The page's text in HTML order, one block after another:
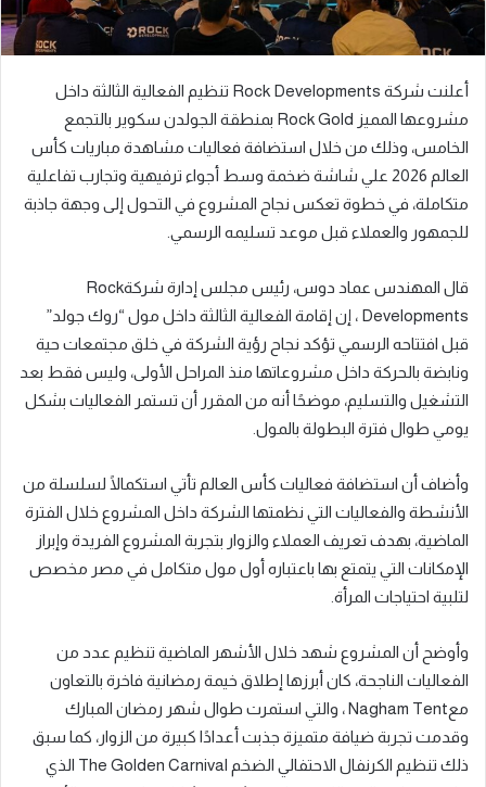
ك
و
ن
ي
ا
أعلنت شركة Rock Developments تنظيم الفعالية الثالثة داخل
مشروعها المميز Rock Gold بمنطقة الجولدن سكوير بالتجمع
الخامس، وذلك من خلال استضافة فعاليات مشاهدة مباريات كأس
العالم 2026 علي شاشة ضخمة وسط أجواء ترفيهية وتجارب تفاعلية
متكاملة، في خطوة تعكس نجاح المشروع في التحول إلى وجهة جاذبة
للجمهور والعملاء قبل موعد تسليمه الرسمي.
قال المهندس عماد دوس، رئيس مجلس إدارة شركةRock
Developments ، إن إقامة الفعالية الثالثة داخل مول “روك جولد”
قبل افتتاحه الرسمي تؤكد نجاح رؤية الشركة في خلق مجتمعات حية
ونابضة بالحركة داخل مشروعاتها منذ المراحل الأولى، وليس فقط بعد
التشغيل والتسليم، موضحًا أنه من المقرر أن تستمر الفعاليات بشكل
يومي طوال فترة البطولة بالمول.
وأضاف أن استضافة فعاليات كأس العالم تأتي استكمالًا لسلسلة من
الأنشطة والفعاليات التي نظمتها الشركة داخل المشروع خلال الفترة
الماضية، بهدف تعريف العملاء والزوار بتجربة المشروع الفريدة وإبراز
الإمكانات التي يتمتع بها باعتباره أول مول متكامل في مصر مخصص
لتلبية احتياجات المرأة.
وأوضح أن المشروع شهد خلال الأشهر الماضية تنظيم عدد من
الفعاليات الناجحة، كان أبرزها إطلاق خيمة رمضانية فاخرة بالتعاون
معNagham Tent ، والتي استمرت طوال شهر رمضان المبارك
وقدمت تجربة ضيافة متميزة جذبت أعدادًا كبيرة من الزوار، كما سبق
ذلك تنظيم الكرنفال الاحتفالي الضخم The Golden Carnival الذي